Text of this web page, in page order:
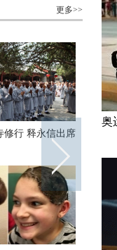
更多>>
修行 释永信出席
奥